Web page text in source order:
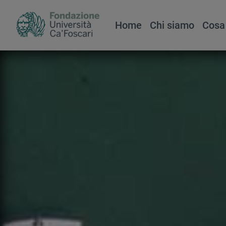
Home Chi siamo